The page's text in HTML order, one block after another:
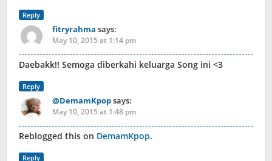
Reply
fitryrahma says:
May 10, 2015 at 1:14 pm
Daebakk!! Semoga diberkahi keluarga Song ini <3
Reply
@DemamKpopsays:
May 10, 2015 at 1:48 pm
Reblogged this on DemamKpop.
Reply